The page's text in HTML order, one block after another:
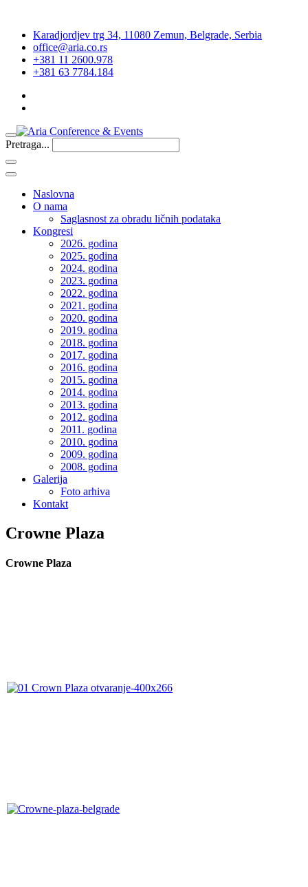
Karadjordjev trg 34, 11080 Zemun, Belgrade, Serbia
office@aria.co.rs
+381 11 2600.978
+381 63 7784.184
Pretraga...
Naslovna
O nama
Saglasnost za obradu ličnih podataka
Kongresi
2026. godina
2025. godina
2024. godina
2023. godina
2022. godina
2021. godina
2020. godina
2019. godina
2018. godina
2017. godina
2016. godina
2015. godina
2014. godina
2013. godina
2012. godina
2011. godina
2010. godina
2009. godina
2008. godina
Galerija
Foto arhiva
Kontakt
Crowne Plaza
Crowne Plaza